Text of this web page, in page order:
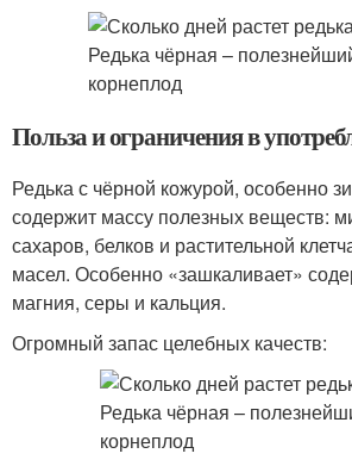
Польза и ограничения в
Редька с чёрной кожурой, особенно
содержит массу полезных веществ:
сахаров, белков и растительной
масел. Особенно «зашкаливает»
магния, серы и кальция.
Огромный запас целебных качеств: